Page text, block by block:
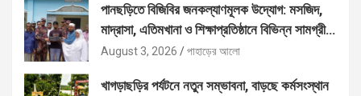
পানছড়িতে বিজিবির জনকল্যাণমূলক উদ্যোগ: মসজিদ,
মাদ্রাসা, এতিমখানা ও শিক্ষাপ্রতিষ্ঠানে বিভিন্ন সামগ্রী
বিতরণ
August 3, 2026 পাহাড়ের আলো
খাগড়াছড়ির পর্যটনে নতুন সম্ভাবনা, বাড়ছে কর্মসংস্থান